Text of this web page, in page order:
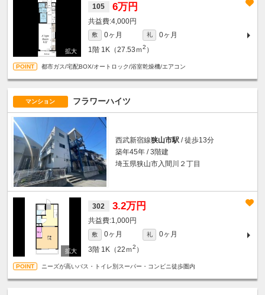
105 6万円
4,000円
敷 0ヶ月 礼
0ヶ月
1階 1K（27.53ｍ2 ）
都市ガス/宅配BOX/オートロック/浴室乾燥機/エアコン
マンション フラワーハイツ
西武新宿線狭山市駅 / 徒歩13分
築年45年 / 3階建
埼玉県狭山市入間川２丁目
302 3.2万円
1,000円
敷 0ヶ月 礼
0ヶ月
3階 1K（22ｍ2 ）
ニーズが高いバス・トイレ別スーパー・コンビニ徒歩圏内